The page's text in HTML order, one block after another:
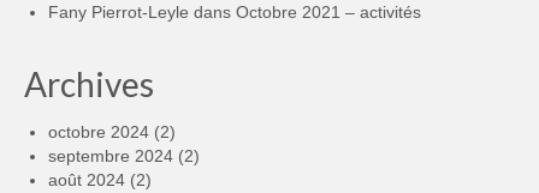
Fany Pierrot-Leyle dans Octobre 2021 – activités
Archives
octobre 2024 (2)
septembre 2024 (2)
août 2024 (2)